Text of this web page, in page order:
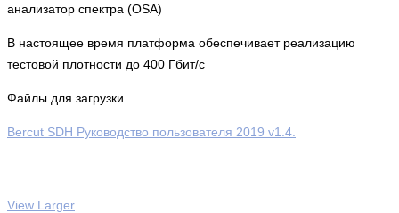
анализатор спектра (OSA)
В настоящее время платформа обеспечивает реализацию
тестовой плотности до 400 Гбит/с
Файлы для загрузки
Bercut SDH Руководство пользователя 2019 v1.4.
View Larger